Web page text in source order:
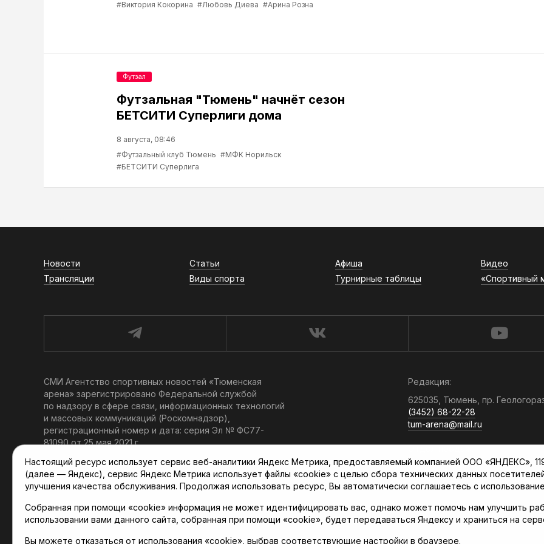
#Виктория Кокорина #Любовь Диева #Арина Розна
Футзальная "Тюмень" начнёт сезон
БЕТСИТИ Суперлиги дома
8 августа, 08:46
#Футзальный клуб Тюмень #МФК Норильск
#БЕТСИТИ Суперлига
Футзал
Новости Статьи Афиша
Видео
Трансляции
Виды спорта Турнирные таблицы «Спортивный
СМИ Агентство спортивных новостей «Тюменская
арена» зарегистрировано Федеральной службой
по надзору в сфере связи, информационных технологий
и массовых коммуникаций (Роскомнадзор),
регистрационный номер и дата: серия Эл № ФС77-
81090 от 25 мая 2021 г.
Главный редактор: Мартынов В. В.
При использовании материалов ссылка обязательна.
Политика конфиденциальности
Редакция:
625035, Тюмень, пр.
(3452) 68-22-28
tum-arena@mail.ru
Отдел продаж:
(3452) 68-89-78
kotovaev@sibinformburo.ru
Настоящий ресурс использует сервис веб-аналитики Яндекс Метрика, предоставляемый компанией ООО «ЯНДЕКС»,
(далее — Яндекс), сервис Яндекс Метрика использует файлы «cookie» с целью сбора технических данных
улучшения качества обслуживания. Продолжая использовать ресурс, Вы автоматически соглашаетесь с
Собранная при помощи «cookie» информация не может идентифицировать вас, однако может помочь нам улучшить
использовании вами данного сайта, собранная при помощи «cookie», будет передаваться Яндексу и храниться на
Вы можете отказаться от использования «cookie», выбрав соответствующие настройки в браузере.